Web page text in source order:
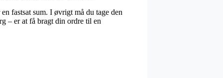
fastsat sum. I øvrigt må du tage den
– er at få bragt din ordre til en